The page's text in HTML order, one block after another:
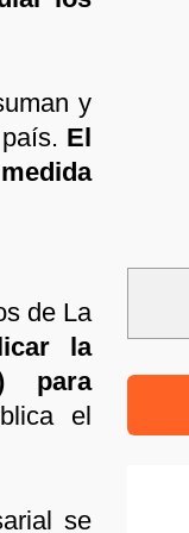
y
El
de La
la
para
el
se